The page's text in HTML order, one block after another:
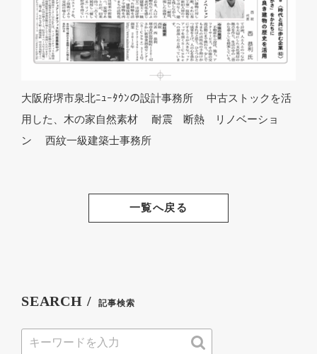
大阪府堺市泉北ﾆｭｰﾀｳﾝの設計事務所 中古ストックを活
用した、木の家自然素材 耐震 断熱 リノベーショ
ン 西紋一級建築士事務所
一覧へ戻る
SEARCH / 記事検索